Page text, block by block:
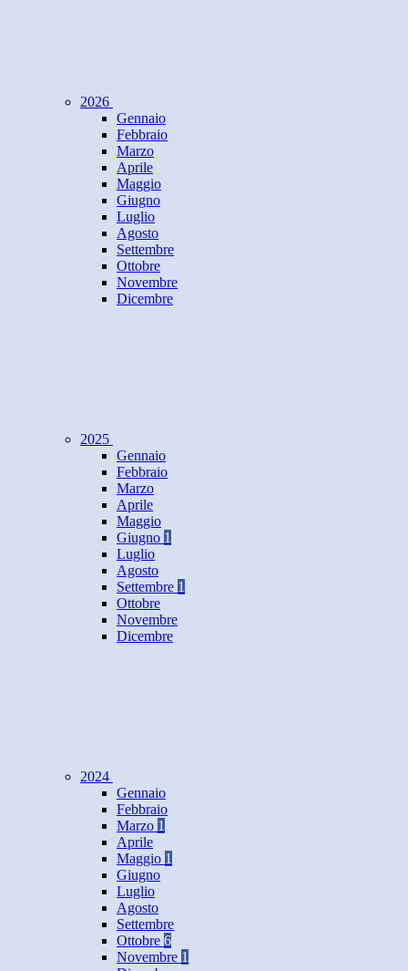
2026
Gennaio
Febbraio
Marzo
Aprile
Maggio
Giugno
Luglio
Agosto
Settembre
Ottobre
Novembre
Dicembre
2025
Gennaio
Febbraio
Marzo
Aprile
Maggio
Giugno 1
Luglio
Agosto
Settembre 1
Ottobre
Novembre
Dicembre
2024
Gennaio
Febbraio
Marzo 1
Aprile
Maggio 1
Giugno
Luglio
Agosto
Settembre
Ottobre 6
Novembre 1